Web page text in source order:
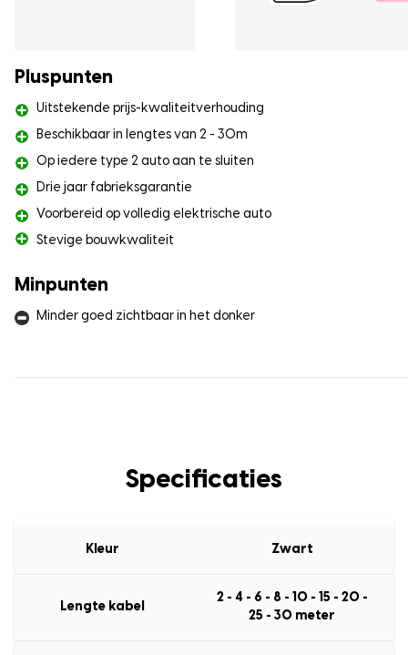
Pluspunten
Uitstekende prijs-kwaliteitverhouding
Beschikbaar in lengtes van 2 - 30m
Op iedere type 2 auto aan te sluiten
Drie jaar fabrieksgarantie
Voorbereid op volledig elektrische auto
Stevige bouwkwaliteit
Minpunten
Minder goed zichtbaar in het donker
Specificaties
Kleur Zwart
Lengte kabel
2 - 4 - 6 - 8 - 10 - 15 - 20 -
25 - 30 meter